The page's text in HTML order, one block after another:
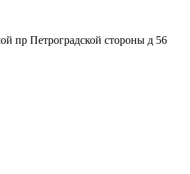
пр Петроградской стороны д 56